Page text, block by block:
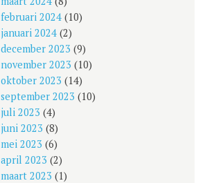
februari 2024 (10)
januari 2024 (2)
december 2023 (9)
november 2023 (10)
oktober 2023 (14)
september 2023 (10)
juli 2023 (4)
juni 2023 (8)
mei 2023 (6)
april 2023 (2)
maart 2023 (1)